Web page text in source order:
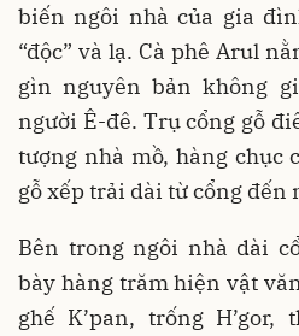
biến ngôi nhà của gia
“độc” và lạ. Cà phê Arul
gìn nguyên bản không
người Ê-đê. Trụ cổng gỗ
tượng nhà mồ, hàng chục
gỗ xếp trải dài từ cổng đến
Bên trong ngôi nhà dài
bày hàng trăm hiện vật
ghế K’pan, trống H’gor,